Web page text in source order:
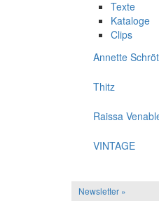
Texte
Kataloge
Clips
Annette
Thitz
Raissa
VINTAGE
Newsletter »